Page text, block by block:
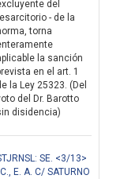
del
- de la
torna
la sanción
en el art. 1
la Ley 25323. (Del
del Dr. Barotto
disidencia)
SE. <3/13>
E. A. C/ SATURNO